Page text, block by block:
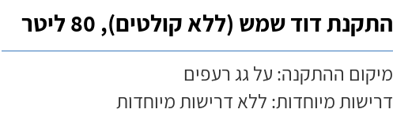
התקנת דוד שמש (ללא קולטים), 80 ליטר
מיקום ההתקנה: על גג רעפים
דרישות מיוחדות: ללא דרישות מיוחדות